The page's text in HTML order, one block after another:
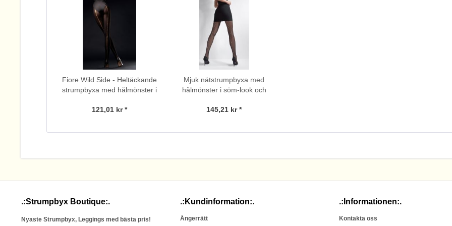
Fiore Wild Side - Heltäckande
strumpbyxa med hålmönster i
121,01 kr *
Mjuk nätstrumpbyxa med
hålmönster i söm-look och
Marilyn
145,21 kr *
.:Strumpbyx Boutique:.
Nyaste Strumpbyx, Leggings med bästa pris!
.:Kundinformation:.
Ångerrätt
.:Informationen:.
Kontakta oss